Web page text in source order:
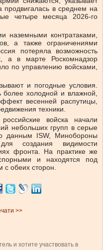
продвигалась в среднем на
четыре месяца 2026-го
наземными контратаками,
а также ограничениями
потеряла возможность
а в марте Роскомнадзор
по управлению войсками,
и погодные условия.
более холодной и влажной,
весенней распутицы,
техники.
войска начали
небольших групп в серые
данным ISW, Минобороны
создания видимости
фронта. На практике же
и находятся под
с обеих сторон.
>>
и хотите участвовать в